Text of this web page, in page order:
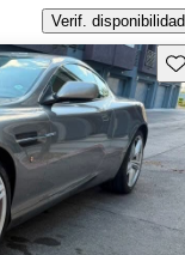
Verif. disponibilidad